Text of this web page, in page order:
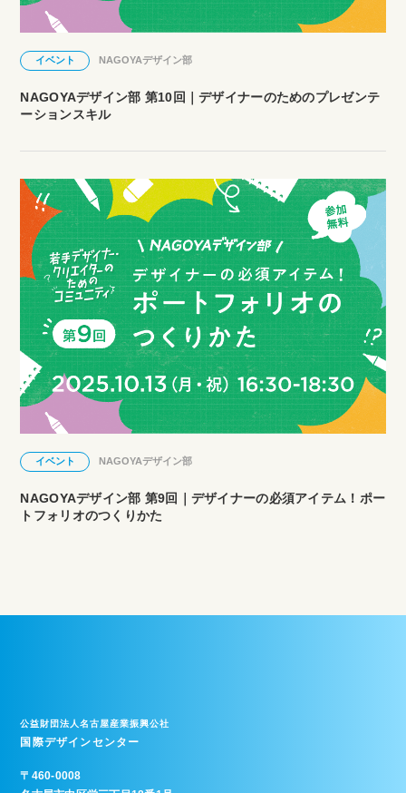
イベント NAGOYAデザイン部
NAGOYAデザイン部 第10回｜デザイナーのためのプレゼンテ
ーションスキル
イベント NAGOYAデザイン部
NAGOYAデザイン部 第9回｜デザイナーの必須アイテム！ポー
トフォリオのつくりかた
公益財団法人名古屋産業振興公社
国際デザインセンター
〒 460-0008